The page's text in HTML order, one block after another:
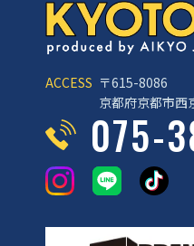
ACCESS 〒615-8086
京都府京都市西
075-